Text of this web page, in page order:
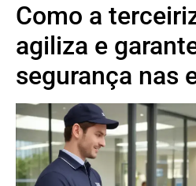
Como a
agiliza e
segurança nas